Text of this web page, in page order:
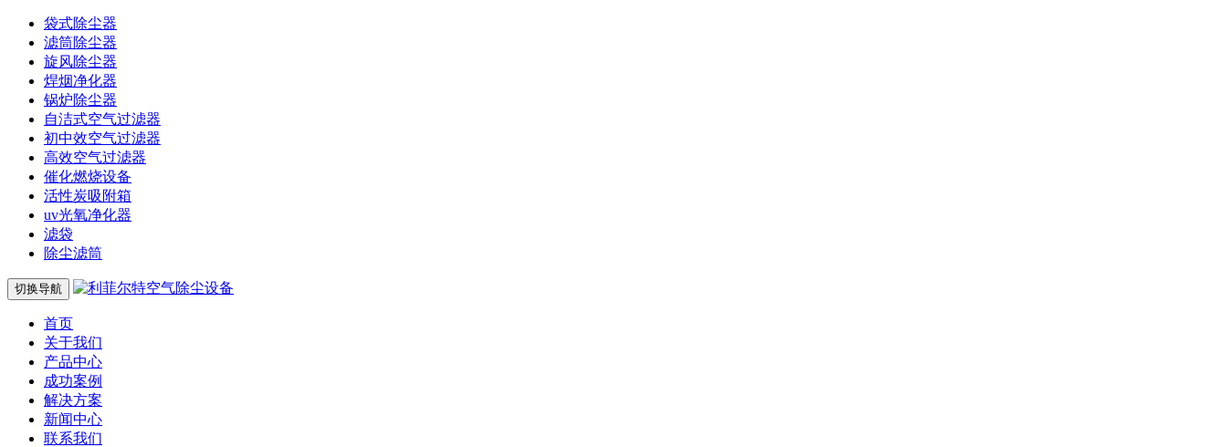
袋式除尘器
滤筒除尘器
旋风除尘器
焊烟净化器
锅炉除尘器
自洁式空气过滤器
初中效空气过滤器
高效空气过滤器
催化燃烧设备
活性炭吸附箱
uv光氧净化器
滤袋
除尘滤筒
切换导航
首页
关于我们
产品中心
成功案例
解决方案
新闻中心
联系我们